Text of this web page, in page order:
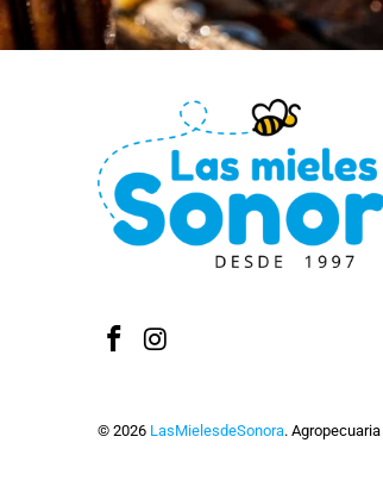
© 2026 LasMielesdeSonora.